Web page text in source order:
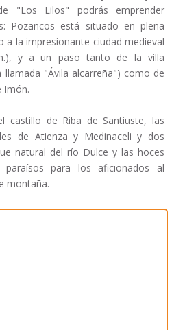
"Los Lilos" podrás emprender
Pozancos está situado en plena
la impresionante ciudad medieval
y a un paso tanto de la villa
llamada "Ávila alcarreña") como de
Imón.
castillo de Riba de Santiuste, las
de Atienza y Medinaceli y dos
natural del río Dulce y las hoces
para los aficionados al
montaña.